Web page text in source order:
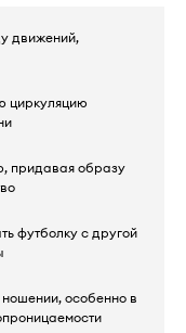
движений,
циркуляцию
придавая образу
футболку с другой
особенно в